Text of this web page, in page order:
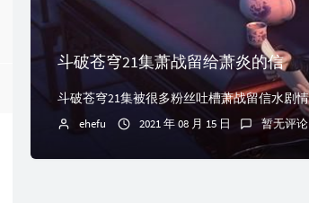
斗破苍穹21集萧战留给萧炎的信
ehefu 2021 年 08 月 15 日 暂无评论